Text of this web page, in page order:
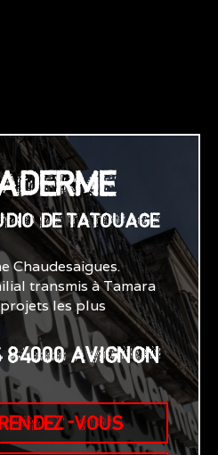
DE TATOUAGE
Chaudesaigues.
transmis à Tamara
les plus
84000 AVIGNON
VOUS